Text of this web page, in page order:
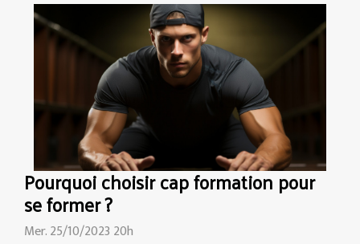
Pourquoi choisir cap formation pour
se former ?
Mer. 25/10/2023 20h